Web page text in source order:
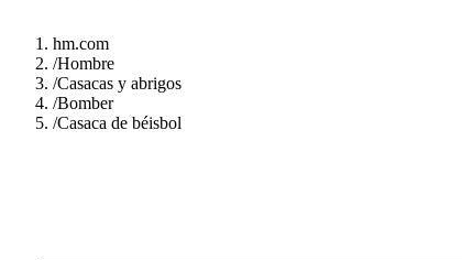
hm.com
/Hombre
/Casacas y abrigos
/Bomber
/Casaca de béisbol